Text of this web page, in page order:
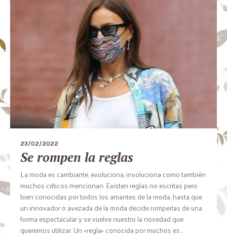
23/02/2022
Se rompen la reglas
La moda es cambiante, evoluciona, involuciona como también
muchos críticos mencionan. Existen reglas no escritas pero
bien conocidas por todos los amantes de la moda, hasta que
un innovador o avezada de la moda decide romperlas de una
forma espectacular y se vuelve nuestro la novedad que
queremos utilizar. Un «regla» conocida por muchos es...